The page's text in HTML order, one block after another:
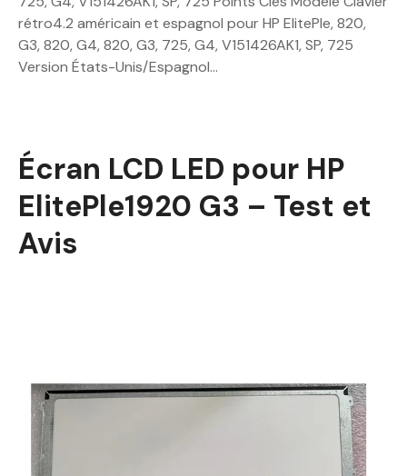
rétro4.2 américain et espagnol pour HP ElitePle, 820,
G3, 820, G4, 820, G3, 725, G4, V151426AK1, SP, 725
Version États-Unis/Espagnol…
Écran LCD LED pour HP
ElitePle1920 G3 – Test et
Avis